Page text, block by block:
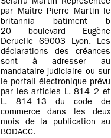
Selarlu Martin Représentée
par Maître Pierre Martin le
britannia batiment b
20 boulevard Eugène
Deruelle 69003 Lyon. Les
déclarations des créances
sont à adresser au
mandataire judiciaire ou sur
le portail électronique prévu
par les articles L. 814–2 et
L. 814–13 du code de
commerce dans les deux
mois de la publication au
BODACC.